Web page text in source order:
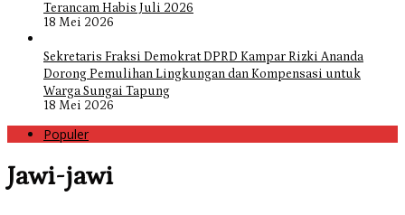
Terancam Habis Juli 2026
18 Mei 2026
Sekretaris Fraksi Demokrat DPRD Kampar Rizki Ananda
Dorong Pemulihan Lingkungan dan Kompensasi untuk
Warga Sungai Tapung
18 Mei 2026
Populer
Jawi-jawi